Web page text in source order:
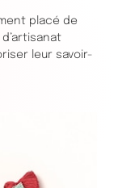
placé de
leur savoir-